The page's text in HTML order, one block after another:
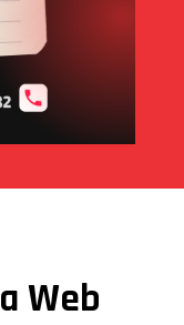
a Web